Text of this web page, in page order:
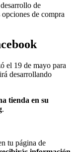
de
de compra
el 19 de mayo para
desarrollando
tienda en su
.
tu página de